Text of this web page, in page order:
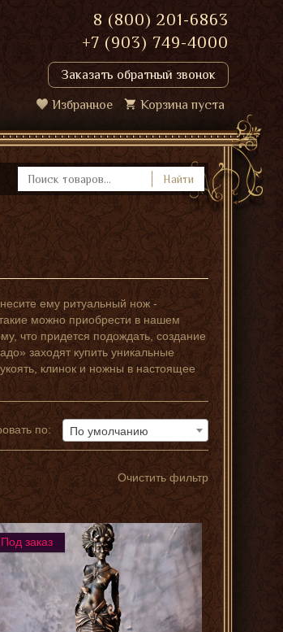
8 (800) 201-6863
+7 (903) 749-4000
Заказать обратный звонок
Избранное Корзина пуста
Найти
ему ритуальный нож -
можно приобрести в нашем
что придется подождать, создание
заходят купить уникальные
клинок и ножны в настоящее
по: По умолчанию
Очистить фильтр
Под заказ